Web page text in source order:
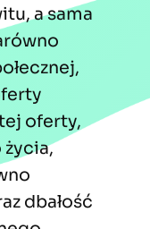
a sama
oferty,
dbałość